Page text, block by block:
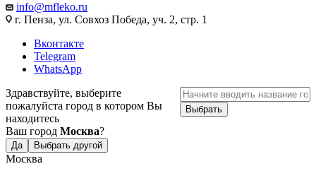
info@mfleko.ru
г. Пенза, ул. Совхоз Победа, уч. 2, стр. 1
Вконтакте
Telegram
WhatsApp
Здравствуйте, выберите
пожалуйста город в котором Вы
находитесь
Ваш город Москва?
Да Выбрать другой
Выбрать
Москва